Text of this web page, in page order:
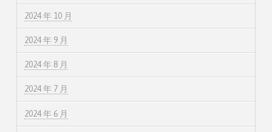
2024 年 10 月
2024 年 9 月
2024 年 8 月
2024 年 7 月
2024 年 6 月